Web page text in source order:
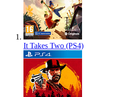
It Takes Two (PS4)